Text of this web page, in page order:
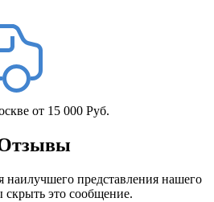
от 15 000 Руб.
представления нашего
это сообщение.